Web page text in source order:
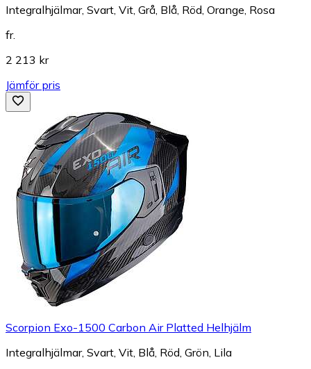
Integralhjälmar, Svart, Vit, Grå, Blå, Röd, Orange, Rosa
fr.
2 213 kr
Jämför pris
Scorpion Exo-1500 Carbon Air Platted Helhjälm
Integralhjälmar, Svart, Vit, Blå, Röd, Grön, Lila